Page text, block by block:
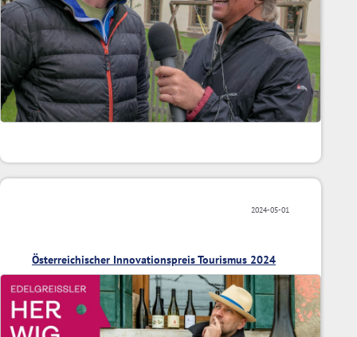
2024-05-01
Österreichischer Innovationspreis Tourismus 2024